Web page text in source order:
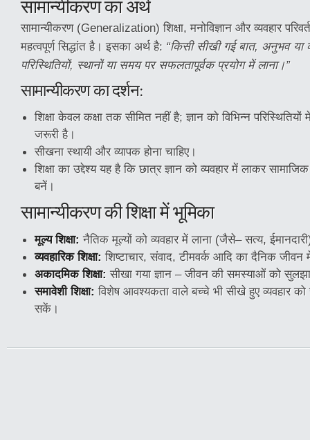
सामान्यीकरण का अर्थ
सामान्यीकरण (Generalization) शिक्षा, मनोविज्ञान और व्यवहार
महत्वपूर्ण सिद्धांत है। इसका अर्थ है: “किसी सीखी गई बात, अनुभव या
परिस्थितियों, स्थानों या समय पर सफलतापूर्वक प्रयोग में लाना।”
सामान्यीकरण का दर्शन:
शिक्षा केवल कक्षा तक सीमित नहीं है; ज्ञान को विभिन्न
जरूरी है।
सीखना स्थायी और व्यापक होना चाहिए।
शिक्षा का उद्देश्य यह है कि छात्र ज्ञान को व्यवहार में लाकर
बनें।
सामान्यीकरण की शिक्षा में भूमिका
मूल्य शिक्षा: नैतिक मूल्यों को व्यवहार में लाना (जैसे– सत्य,
व्यवहारिक शिक्षा: शिष्टाचार, संवाद, टीमवर्क आदि का दैनिक जीवन
अकादमिक शिक्षा: सीखा गया ज्ञान – जीवन की समस्याओं को
समावेशी शिक्षा: विशेष आवश्यकता वाले बच्चे भी सीखे हुए व्यवहार
सकें।